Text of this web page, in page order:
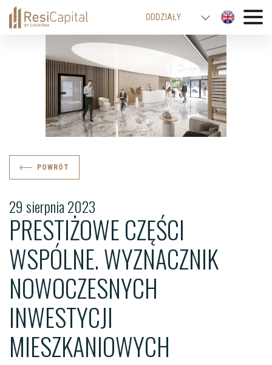
ODDZIAŁY
WARSZAWA
KATOWICE
KRAKÓW
ŁÓDŹ
WROCŁAW
PRESTIŻOWE CZĘŚCI
WSPÓLNE. WYZNACZNIK
NOWOCZESNYCH
INWESTYCJI
MIESZKANIOWYCH
29 sierpnia 2023
POWRÓT